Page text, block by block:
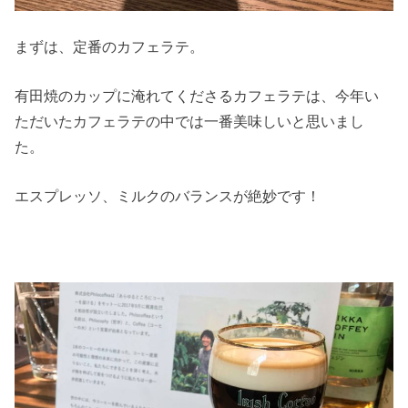
まずは、定番のカフェラテ。
有田焼のカップに淹れてくださるカフェラテは、今年い
ただいたカフェラテの中では一番美味しいと思いまし
た。
エスプレッソ、ミルクのバランスが絶妙です！